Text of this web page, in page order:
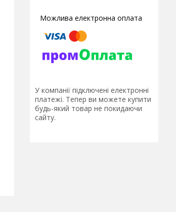
У компанії підключені електронні
платежі. Тепер ви можете купити
будь-який товар не покидаючи
сайту.